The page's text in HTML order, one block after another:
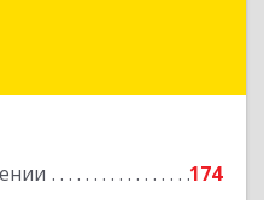
174
Осетия - Алания Респ,
Подробнее